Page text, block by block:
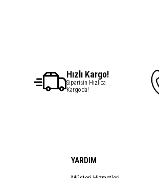
Hızlı Kargo!
Siparişin Hızlıca
Kargoda!
YARDIM